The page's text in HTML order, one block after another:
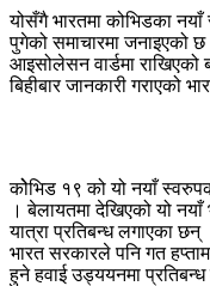
योसँगै भारतमा कोभिडका
पुगेको समाचारमा जनाइएको
आइसोलेसन वार्डमा राखिएको
बिहीबार जानकारी गराएको
कोेभिड १९ को यो नयाँ
। बेलायतमा देखिएको यो
यात्रा प्रतिबन्ध लगाएका छन्
भारत सरकारले पनि गत
हुने हवाई उड्ययनमा प्रतिबन्ध